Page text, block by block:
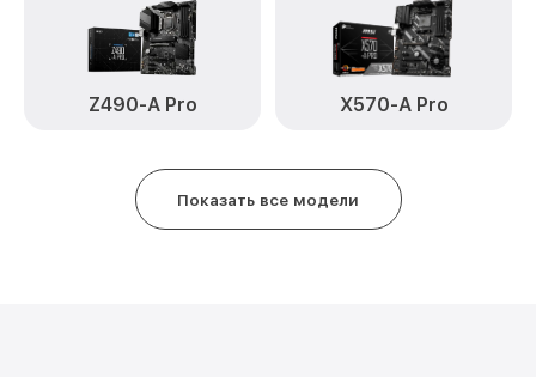
Z490-A Pro X570-A Pro
Показать все модели